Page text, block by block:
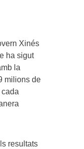
Xinés
ha sigut
la
milions de
resultats